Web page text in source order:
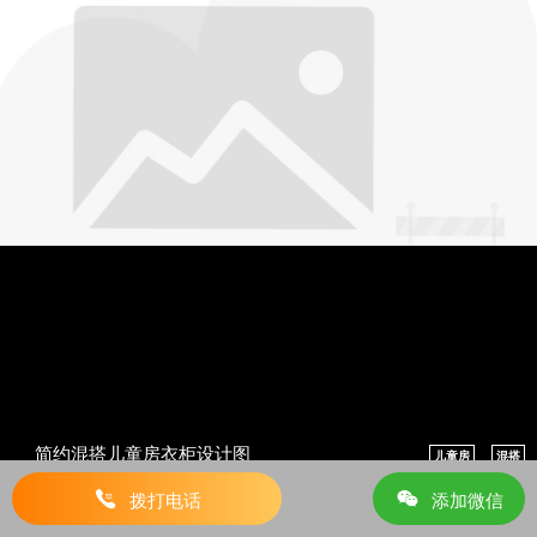
拨打电话 添加微信
简约混搭儿童房衣柜设计图
设计成这样要花多少钱？ 算算这样装修多少钱？
儿童房 混搭